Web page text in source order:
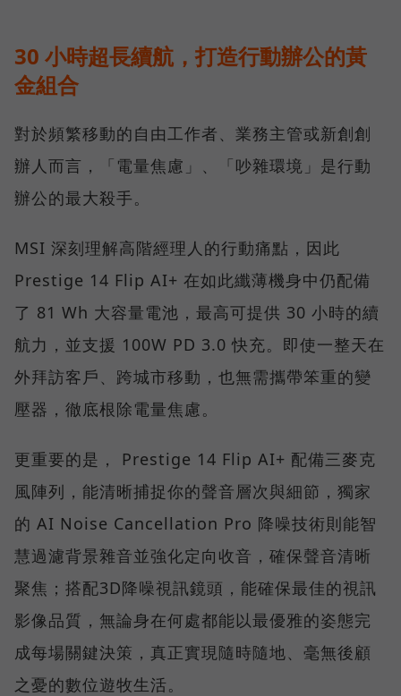
30 小時超長續航，打造行動辦公的黃
金組合
對於頻繁移動的自由工作者、業務主管或新創創
辦人而言，「電量焦慮」、「吵雜環境」是行動
辦公的最大殺手。
MSI 深刻理解高階經理人的行動痛點，因此
Prestige 14 Flip AI+ 在如此纖薄機身中仍配備
了 81 Wh 大容量電池，最高可提供 30 小時的續
航力，並支援 100W PD 3.0 快充。即使一整天在
外拜訪客戶、跨城市移動，也無需攜帶笨重的變
壓器，徹底根除電量焦慮。
更重要的是， Prestige 14 Flip AI+ 配備三麥克
風陣列，能清晰捕捉你的聲音層次與細節，獨家
的 AI Noise Cancellation Pro 降噪技術則能智
慧過濾背景雜音並強化定向收音，確保聲音清晰
聚焦；搭配3D降噪視訊鏡頭，能確保最佳的視訊
影像品質，無論身在何處都能以最優雅的姿態完
成每場關鍵決策，真正實現隨時隨地、毫無後顧
之憂的數位遊牧生活。